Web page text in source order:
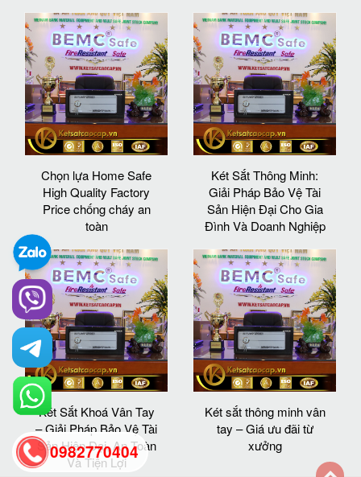
Chọn lựa Home Safe
High Quality Factory
Price chống cháy an
toàn
Két Sắt Thông Minh:
Giải Pháp Bảo Vệ Tài
Sản Hiện Đại Cho Gia
Đình Và Doanh Nghiệp
Két Sắt Khoá Vân Tay
– Giải Pháp Bảo Vệ Tài
Sản Hiện Đại, An Toàn
Và Tiện Lợi
Két sắt thông minh vân
tay – Giá ưu đãi từ
xưởng
0982770404